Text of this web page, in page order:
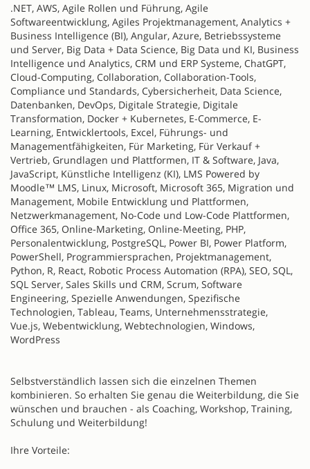
.NET, AWS, Agile Rollen und Führung, Agile
Softwareentwicklung, Agiles Projektmanagement, Analytics +
Business Intelligence (BI), Angular, Azure, Betriebssysteme
und Server, Big Data + Data Science, Big Data und KI, Business
Intelligence und Analytics, CRM und ERP Systeme, ChatGPT,
Cloud-Computing, Collaboration, Collaboration-Tools,
Compliance und Standards, Cybersicherheit, Data Science,
Datenbanken, DevOps, Digitale Strategie, Digitale
Transformation, Docker + Kubernetes, E-Commerce, E-
Learning, Entwicklertools, Excel, Führungs- und
Managementfähigkeiten, Für Marketing, Für Verkauf +
Vertrieb, Grundlagen und Plattformen, IT & Software, Java,
JavaScript, Künstliche Intelligenz (KI), LMS Powered by
Moodle™ LMS, Linux, Microsoft, Microsoft 365, Migration und
Management, Mobile Entwicklung und Plattformen,
Netzwerkmanagement, No-Code und Low-Code Plattformen,
Office 365, Online-Marketing, Online-Meeting, PHP,
Personalentwicklung, PostgreSQL, Power BI, Power Platform,
PowerShell, Programmiersprachen, Projektmanagement,
Python, R, React, Robotic Process Automation (RPA), SEO, SQL,
SQL Server, Sales Skills und CRM, Scrum, Software
Engineering, Spezielle Anwendungen, Spezifische
Technologien, Tableau, Teams, Unternehmensstrategie,
Vue.js, Webentwicklung, Webtechnologien, Windows,
WordPress
Selbstverständlich lassen sich die einzelnen Themen
kombinieren. So erhalten Sie genau die Weiterbildung, die Sie
wünschen und brauchen - als Coaching, Workshop, Training,
Schulung und Weiterbildung!
Ihre Vorteile: